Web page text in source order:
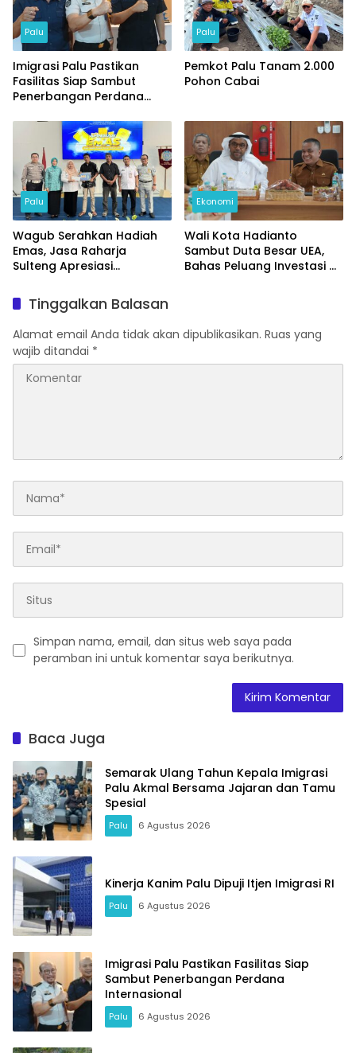
Palu
Imigrasi Palu Pastikan
Fasilitas Siap Sambut
Penerbangan Perdana
Palu
Pemkot Palu Tanam 2.000
Pohon Cabai
Palu
Wagub Serahkan Hadiah
Emas, Jasa Raharja
Sulteng Apresiasi
Ekonomi
Wali Kota Hadianto
Sambut Duta Besar UEA,
Bahas Peluang Investasi di
Tinggalkan Balasan
Alamat email Anda tidak akan dipublikasikan. Ruas yang
wajib ditandai *
Simpan nama, email, dan situs web saya pada
peramban ini untuk komentar saya berikutnya.
Baca Juga
Semarak Ulang Tahun Kepala Imigrasi
Palu Akmal Bersama Jajaran dan Tamu
Spesial
Palu 6 Agustus 2026
Kinerja Kanim Palu Dipuji Itjen Imigrasi RI
Palu 6 Agustus 2026
Imigrasi Palu Pastikan Fasilitas Siap
Sambut Penerbangan Perdana
Internasional
Palu 6 Agustus 2026